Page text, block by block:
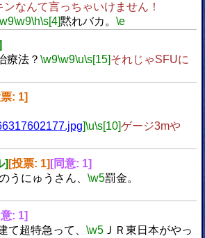
なんて言っちゃいけません！
\w9\h\s[4] 黙れバカ。 \e
療法？ \w9\w9\u\s[15]それじゃSFUに
: 1]
]\u\s[10]ゲージ3mや
] [投票: 1] [同意: 1]
うにゅうさん、 \w5罰金。
: 1]
て超特急って、 \w5ＪＲ東日本がやっ